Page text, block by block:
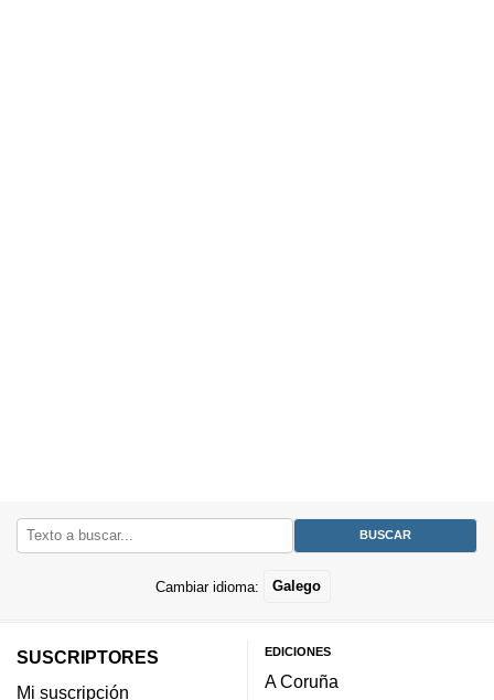
Cambiar idioma: Galego
SUSCRIPTORES
Mi suscripción
EDICIONES
A Coruña